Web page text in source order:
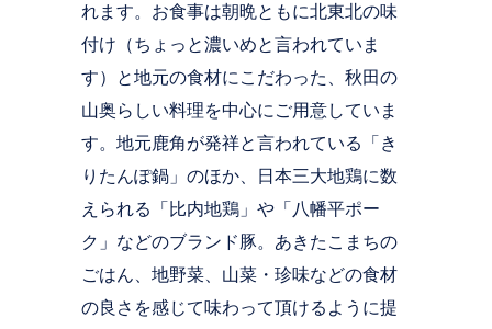
れます。お食事は朝晩ともに北東北の味
付け（ちょっと濃いめと言われていま
す）と地元の食材にこだわった、秋田の
山奥らしい料理を中心にご用意していま
す。地元鹿角が発祥と言われている「き
りたんぽ鍋」のほか、日本三大地鶏に数
えられる「比内地鶏」や「八幡平ポー
ク」などのブランド豚。あきたこまちの
ごはん、地野菜、山菜・珍味などの食材
の良さを感じて味わって頂けるように提